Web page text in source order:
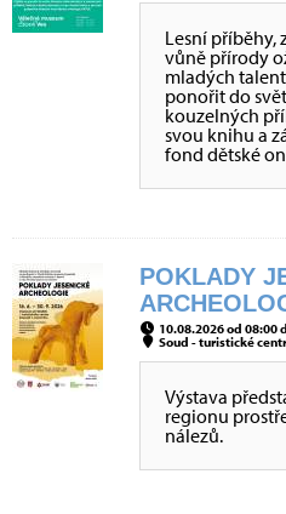
Lesní příběhy,
vůně přírody
mladých
ponořit do
kouzelných
svou knihu a
fond dětské
POKLADY
10.08.2026 od 08:00
Soud - turistické
Výstava
regionu
nálezů.